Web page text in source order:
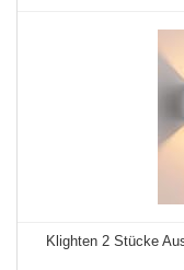
Klighten 2 Stücke